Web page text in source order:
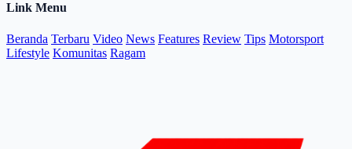
Link Menu
Beranda Terbaru Video News Features Review Tips Motorsport
Lifestyle Komunitas Ragam